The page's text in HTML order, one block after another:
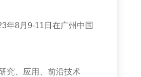
年8月9-11 日在广州中国
究、应用、前沿技术